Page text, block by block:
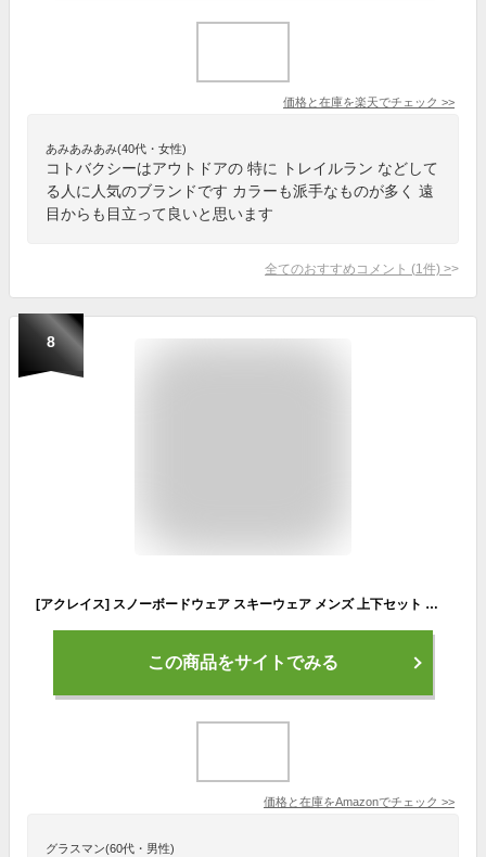
価格と在庫を楽天でチェック >>
あみあみあみ(40代・女性)
コトバクシーはアウトドアの 特に トレイルラン などして
る人に人気のブランドです カラーも派手なものが多く 遠
目からも目立って良いと思います
全てのおすすめコメント (1 件) >
8
[アクレイス] スノーボードウェア スキーウェア メンズ 上下セット スノボウェア スノボーウェア スノーウェア スキー スノーボード al-ss2305msbu-ow
この商品をサイトでみる
価格と在庫をAmazonでチェック >>
グラスマン(60代・男性)